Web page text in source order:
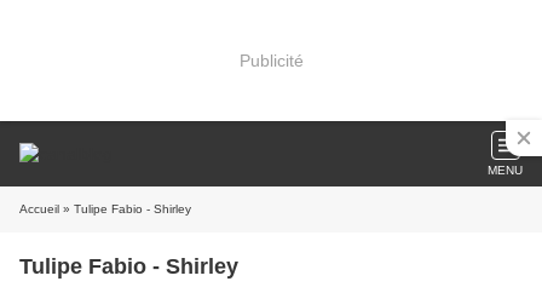
Publicité
MENU
Accueil » Tulipe Fabio - Shirley
Tulipe Fabio - Shirley